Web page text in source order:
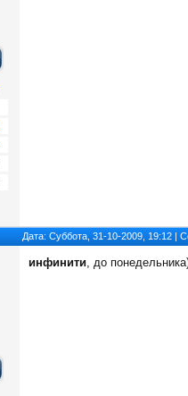
Дата: Суббота, 31-10-2009, 19:12 |
инфинити, до